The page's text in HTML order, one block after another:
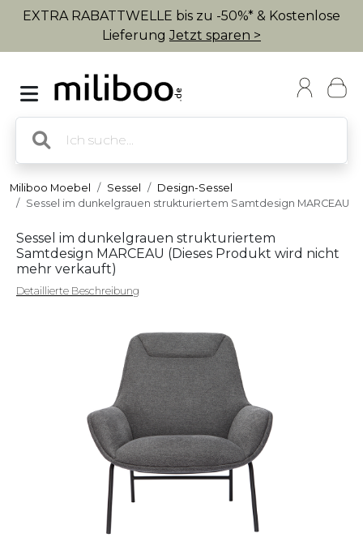
EXTRA RABATTWELLE bis zu -50%* & Kostenlose
LieferungJetzt sparen >
Miliboo Moebel Sessel
Design-Sessel
Sessel im dunkelgrauen strukturiertem Samtdesign MARCEAU
Sessel im dunkelgrauen strukturiertem
Samtdesign MARCEAU (Dieses Produkt wird nicht
mehr verkauft)
Detaillierte Beschreibung